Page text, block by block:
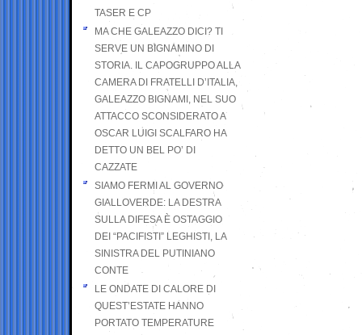
TASER E CP
MA CHE GALEAZZO DICI? TI
SERVE UN BIGNAMINO DI
STORIA. IL CAPOGRUPPO ALLA
CAMERA DI FRATELLI D’ITALIA,
GALEAZZO BIGNAMI, NEL SUO
ATTACCO SCONSIDERATO A
OSCAR LUIGI SCALFARO HA
DETTO UN BEL PO’ DI
CAZZATE
SIAMO FERMI AL GOVERNO
GIALLOVERDE: LA DESTRA
SULLA DIFESA È OSTAGGIO
DEI “PACIFISTI” LEGHISTI, LA
SINISTRA DEL PUTINIANO
CONTE
LE ONDATE DI CALORE DI
QUEST’ESTATE HANNO
PORTATO TEMPERATURE